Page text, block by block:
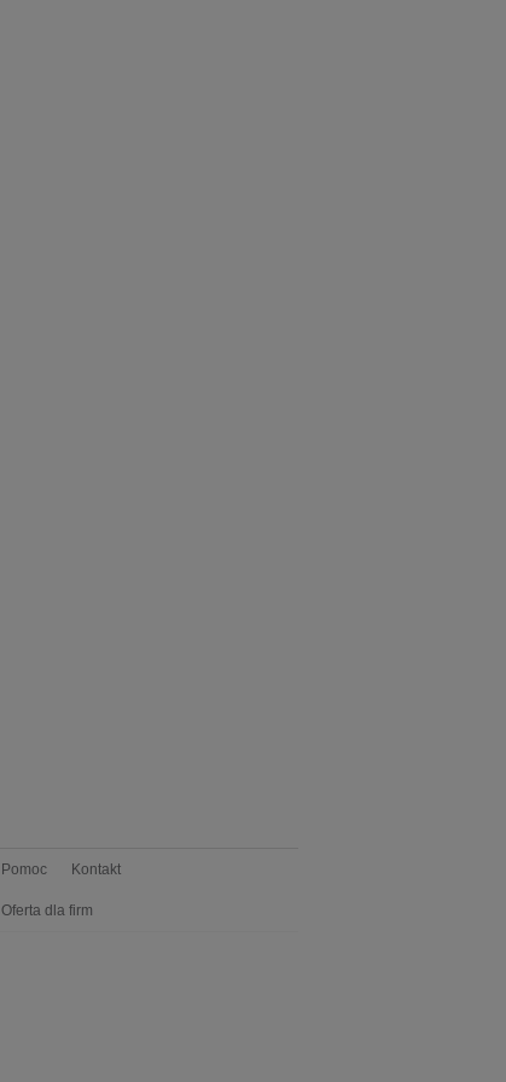
Pomoc Kontakt
Oferta dla firm